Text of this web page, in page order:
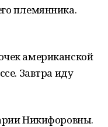
племянника.
американской
Завтра иду
Никифоровны.